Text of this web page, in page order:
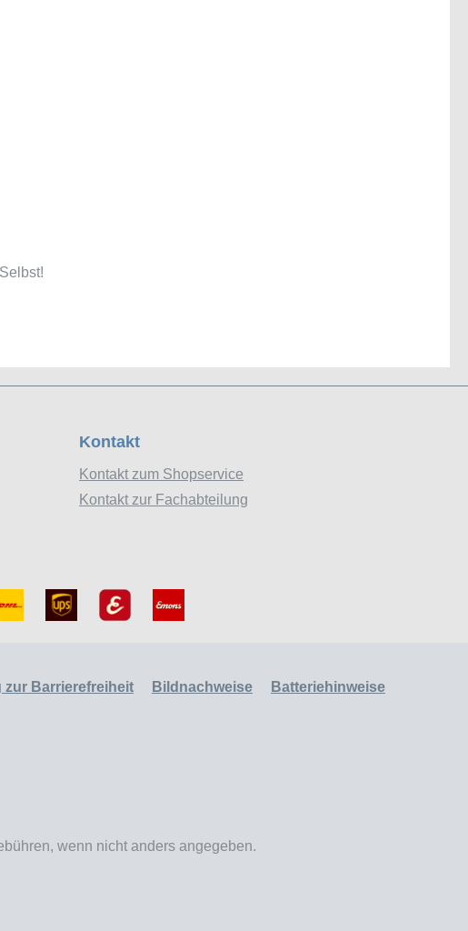
Kontakt
Kontakt zum Shopservice
Kontakt zur Fachabteilung
zur Barrierefreiheit Bildnachweise
Batteriehinweise
wenn nicht anders angegeben.